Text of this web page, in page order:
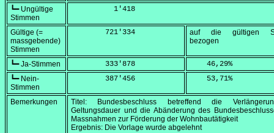
┗━ Ungültige
Stimmen
          1'418
Gültige (=
massgebende)
Stimmen
        721'334
auf die gültigen
bezogen
┗━ Ja-Stimmen
        333'878
    46,29
%
┗━ Nein-
Stimmen
        387'456
    53,71
%
Bemerkungen
Titel: Bundesbeschluss betreffend die
Geltungsdauer und die Abänderung des
Massnahmen zur Förderung der Wohnbautätigkeit
Ergebnis: Die Vorlage wurde abgelehnt